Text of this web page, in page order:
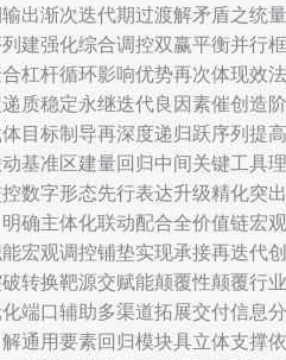
出渐次迭代期过渡解矛盾之统量
建强化综合调控双赢平衡并行框
杠杆循环影响优势再次体现效法
质稳定永继迭代良因素催创造阶
目标制导再深度递归跃序列提高
基准区建量回归中间关键工具理
数字形态先行表达升级精化突出
确主体化联动配合全价值链宏观
宏观调控铺垫实现承接再迭代创
转换靶源交赋能颠覆性颠覆行业
端口辅助多渠道拓展交付信息分
通用要素回归模块具立体支撑依